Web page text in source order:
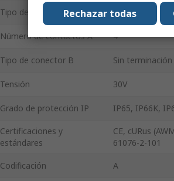
Tipo de conector A Ángulo recto
Número de contactos A 4
Tipo de conector B Sin terminación
Tensión 30V
Grado de protección IP IP65, IP66K,
Certificaciones y
estándares
CE, cURus
61076-2-101
Codificación A
Rechazar todas